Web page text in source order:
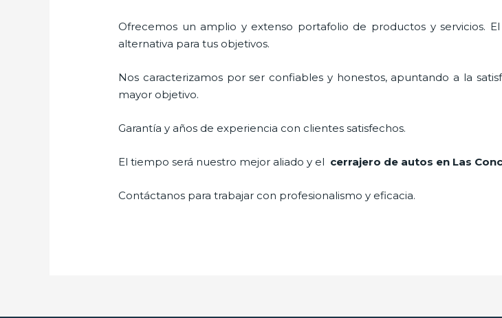
Ofrecemos un amplio y extenso portafolio de productos y servicios. El
alternativa para tus objetivos.
Nos caracterizamos por ser confiables y honestos, apuntando a la
mayor objetivo.
Garantía y años de experiencia con clientes satisfechos.
El tiempo será nuestro mejor aliado y el cerrajero de autos en Las
Contáctanos para trabajar con profesionalismo y eficacia.